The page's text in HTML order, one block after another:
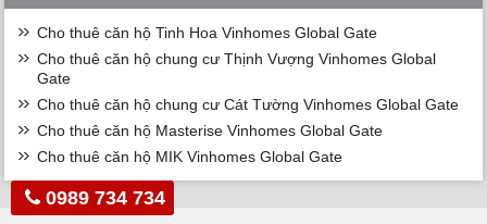
Cho thuê căn hộ Tinh Hoa Vinhomes Global Gate
Cho thuê căn hộ chung cư Thịnh Vượng Vinhomes Global
Gate
Cho thuê căn hộ chung cư Cát Tường Vinhomes Global Gate
Cho thuê căn hộ Masterise Vinhomes Global Gate
Cho thuê căn hộ MIK Vinhomes Global Gate
0989 734 734